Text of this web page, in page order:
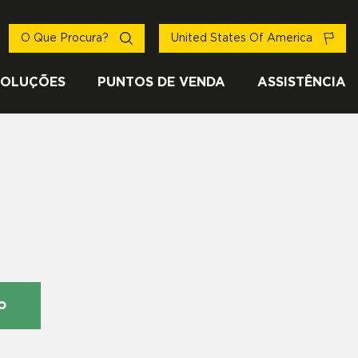
PUNTOS DE VENDA ASSISTÊNCIA
O Que Procura? United States Of America